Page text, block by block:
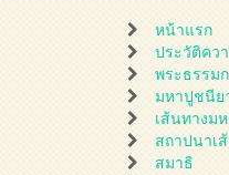
หน้าแรก
ประวัติคว
พระธรรม
มหาปูชนีย
เส้นทางม
สถาปนาเ
สมาธิ